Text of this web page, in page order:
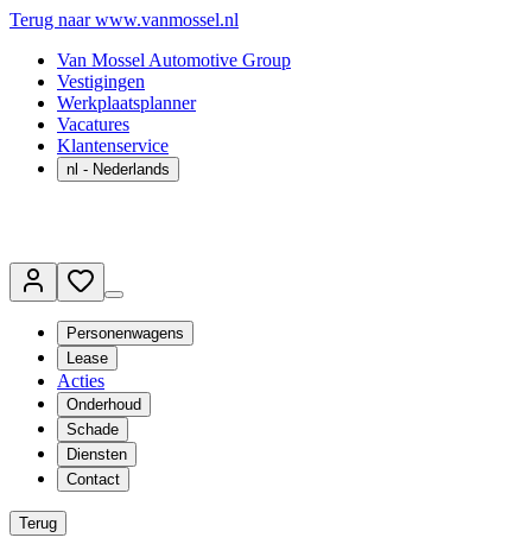
Terug naar www.vanmossel.nl
Van Mossel Automotive Group
Vestigingen
Werkplaatsplanner
Vacatures
Klantenservice
nl - Nederlands
Personenwagens
Lease
Acties
Onderhoud
Schade
Diensten
Contact
Terug